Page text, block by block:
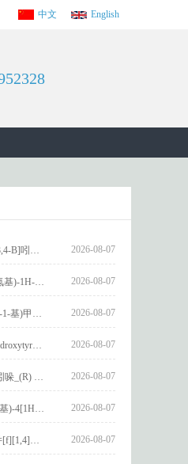
中文 English
2026-08-07
2026-08-07
2026-08-07
2026-08-07
2026-08-07
2026-08-07
2026-08-07